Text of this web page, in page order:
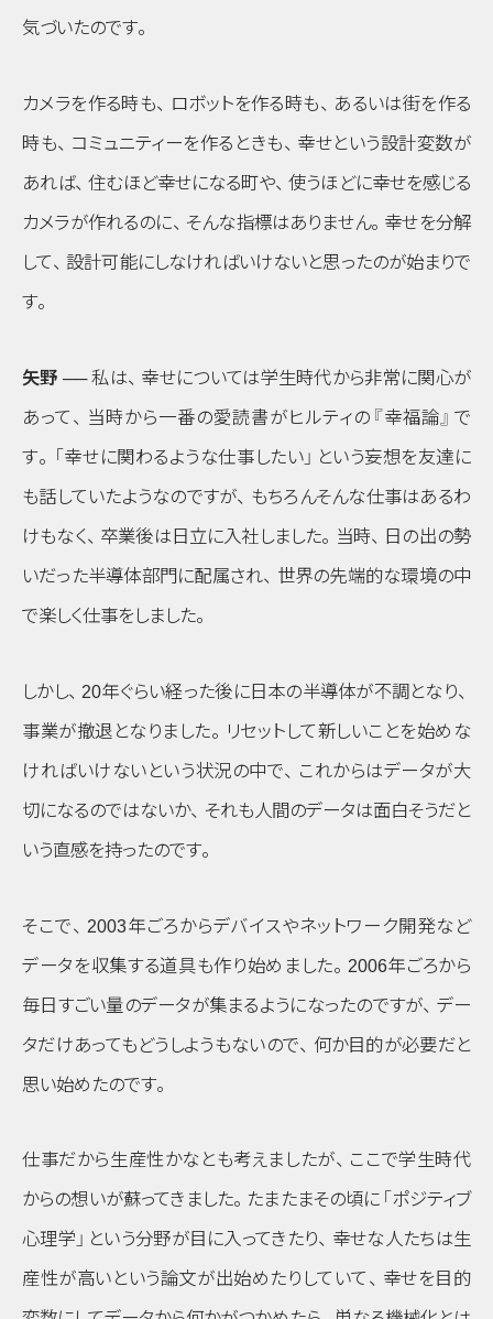
気づいたのです。
カメラを作る時も、 ロボットを作る時も、 あるいは街を作る
時も、 コミュニティーを作るときも、 幸せという設計変数が
あれば、 住むほど幸せになる町や、 使うほどに幸せを感じる
カメラが作れるのに、 そんな指標はありません。 幸せを分解
して、 設計可能にしなければいけないと思ったのが始まりで
す。
矢野 ──私は、 幸せについては学生時代から非常に関心が
あって、 当時から一番の愛読書がヒルティの 『幸福論』 で
す。 「幸せに関わるような仕事したい」 という妄想を友達に
も話していたようなのですが、 もちろんそんな仕事はあるわ
けもなく、 卒業後は日立に入社しました。 当時、
日の出の勢
いだった半導体部門に配属され、 世界の先端的な環境の中
で楽しく仕事をしました。
しかし、 20年ぐらい経った後に日本の半導体が不調となり、
事業が撤退となりました。 リセットして新しいことを始めな
ければいけないという状況の中で、
これからはデータが大
切になるのではないか、 それも人間のデータは面白そうだと
いう直感を持ったのです。
そこで、
2003年ごろからデバイスやネットワーク開発など
データを収集する道具も作り始めました。 2006年ごろから
毎日すごい量のデータが集まるようになったのですが、 デー
タだけあってもどうしようもないので、
何か目的が必要だと
思い始めたのです。
仕事だから生産性かなとも考えましたが、 ここで学生時代
からの想いが蘇ってきました。 たまたまその頃に 「ポジティブ
心理学」 という分野が目に入ってきたり、 幸せな人たちは生
産性が高いという論文が出始めたりしていて、 幸せを目的